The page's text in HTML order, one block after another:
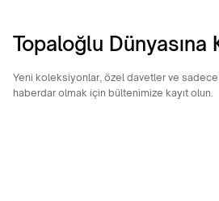
Topaloğlu Dünyasına
Yeni koleksiyonlar, özel davetler ve sadece
haberdar olmak için bültenimize kayıt olun.